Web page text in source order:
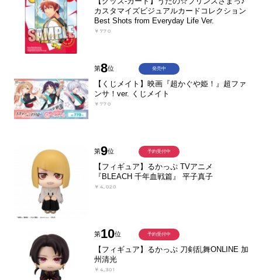
カスタマイズビジュアルカードコレクション
Best Shots from Everyday Life Ver.
￥770
第8位
【くじメイト】映画『超かぐや姫！』超ファ
ンサ！ver. くじメイト
￥770
発売中
第9位
【フィギュア】るかっぷ TVアニメ
『BLEACH 千年血戦篇』 平子真子
￥4,020
予約受付中
第10位
【フィギュア】るかっぷ 刀剣乱舞ONLINE 加
州清光
￥4,301
予約受付中